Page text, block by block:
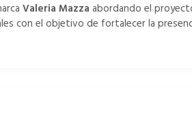
Valeria Mazza abordando el
con el objetivo de fortalecer la